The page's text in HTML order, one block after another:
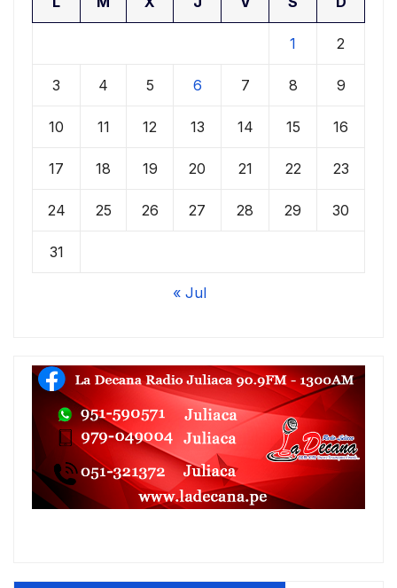
1 2
3 4 5 6 7 8 9
10 11 12 13 14 15 16
17 18 19 20 21 22 23
24 25 26 27 28 29 30
31
« Jul